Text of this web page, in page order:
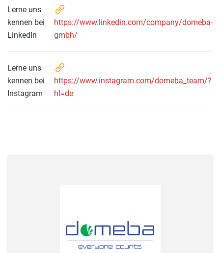
Lerne uns
kennen bei
LinkedIn
https://www.linkedin.com/company/domeba-
gmbh/
Lerne uns
kennen bei
Instagram
https://www.instagram.com/domeba_team/?
hl=de